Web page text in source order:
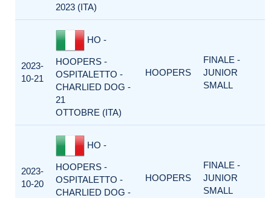
2023 (ITA)
2023-
10-21
HO -
HOOPERS -
OSPITALETTO -
CHARLIED DOG -
21
OTTOBRE (ITA)
HOOPERS
FINALE -
JUNIOR
SMALL
2023-
10-20
HO -
HOOPERS -
OSPITALETTO -
CHARLIED DOG -
HOOPERS
FINALE -
JUNIOR
SMALL